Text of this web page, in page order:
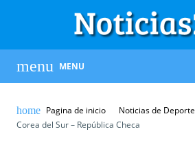
MENU
Pagina de inicio Noticias de Deporte
Corea del Sur – República Checa